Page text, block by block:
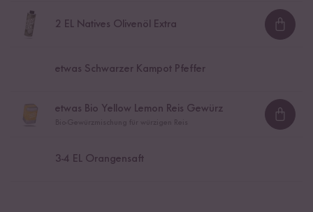
2 EL Natives Olivenöl Extra
etwas Schwarzer Kampot Pfeffer
etwas Bio Yellow Lemon Reis Gewürz
3-4 EL Orangensaft